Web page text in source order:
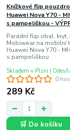
0
Knížkové flip
Huawei Nova Y70 -
s pampeliškou -
Parádní flip obal,
Mobiwear na mobilní
Huawei Nova Y70 -
s pampeliškou
289 Kč
Skladem v Plzni |
🛒 Do košíku